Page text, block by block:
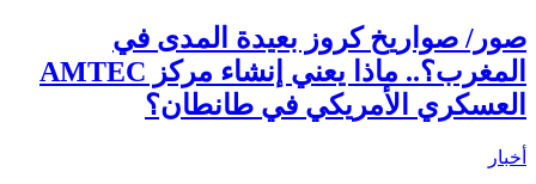
صور/ صواريخ كروز بعيدة المدى في
المغرب؟.. ماذا يعني إنشاء مركز AMTEC
العسكري الأمريكي في طانطان؟
أخبار